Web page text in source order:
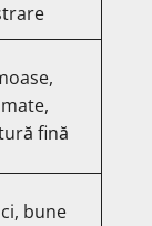
fină
bune